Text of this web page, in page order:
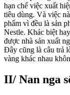
hạn chế việc xuất
tiêu dùng. Và việc
phẩm vì đều là sản
Nestle. Khác biệt
được nhà sản xuất
Đây cũng là câu trả
vàng khác
II/ Nan nga